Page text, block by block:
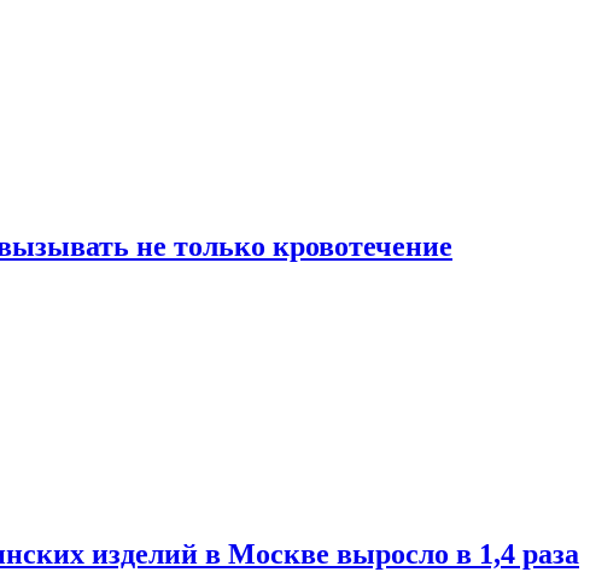
не только кровотечение
изделий в Москве выросло в 1,4 раза